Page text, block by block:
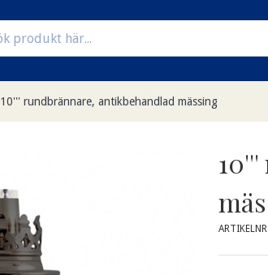
10''' rundbrännare, antikbehandlad mässing